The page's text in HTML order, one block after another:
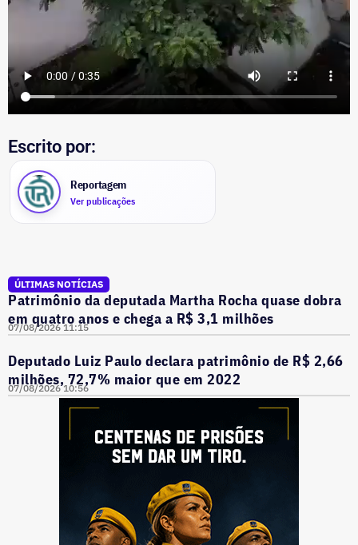
Escrito por:
Reportagem
Ver publicações
ÚLTIMAS NOTÍCIAS
Patrimônio da deputada Martha Rocha quase dobra
em quatro anos e chega a R$ 3,1 milhões
07/08/2026 11:15
Deputado Luiz Paulo declara patrimônio de R$ 2,66
milhões, 72,7% maior que em 2022
07/08/2026 10:56